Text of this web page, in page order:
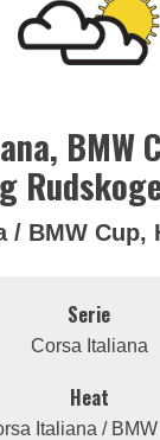
BMW
/ BMW Cup,
Serie
Corsa Italiana
Heat
Italiana /